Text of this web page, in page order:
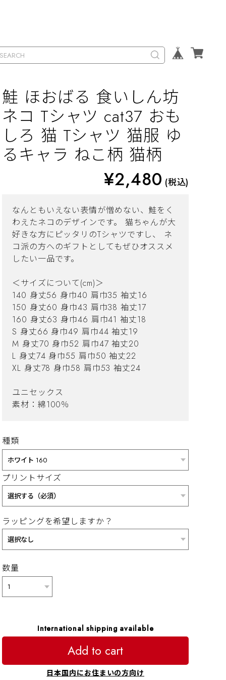
鮭 ほおばる 食いしん坊
ネコ Tシャツ cat37 おも
しろ 猫 Tシャツ 猫服 ゆ
るキャラ ねこ柄 猫柄
¥2,480 (税込)
なんともいえない表情が憎めない、鮭をく
わえたネコのデザインです。 猫ちゃんが大
好きな方にピッタリのTシャツですし、 ネ
コ派の方へのギフトとしてもぜひオススメ
したい一品です。
＜サイズについて(cm)＞
140 身丈56 身巾40 肩巾35 袖丈16
150 身丈60 身巾43 肩巾38 袖丈17
160 身丈63 身巾46 肩巾41 袖丈18
S 身丈66 身巾49 肩巾44 袖丈19
M 身丈70 身巾52 肩巾47 袖丈20
L 身丈74 身巾55 肩巾50 袖丈22
XL 身丈78 身巾58 肩巾53 袖丈24
ユニセックス
素材：綿100％
種類
プリントサイズ
ラッピングを希望しますか？
数量
International shipping available
Add to cart
日本国内にお住まいの方向け